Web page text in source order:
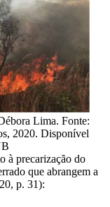
Lima. Fonte:
2020. Disponível
à precarização do
que abrangem a
p. 31):